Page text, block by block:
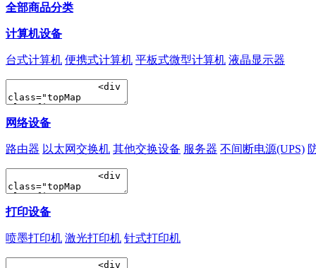
全部商品分类
计算机设备
台式计算机 便携式计算机 平板式微型计算机 液晶显示器
网络设备
路由器 以太网交换机 其他交换设备 服务器 不间断电源(UPS)
打印设备
喷墨打印机 激光打印机 针式打印机